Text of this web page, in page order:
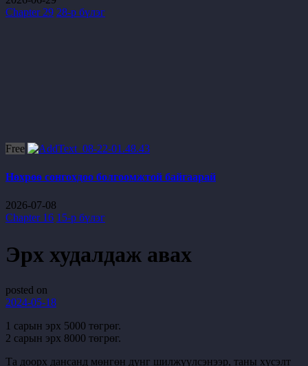
Chapter 29 28-р бүлэг
Free
Нөхрөө сонгохдоо болгоомжтой байгаарай
2026-07-08
Chapter 16 15-р бүлэг
Эрх худалдаж авах
posted on
2024-05-18
1 сарын эрх 5000 төгрөг.
2 сарын эрх 8000 төгрөг.
Та доорх дансанд мөнгөн дүнг шилжүүлсэнээр, таны хүсэлт